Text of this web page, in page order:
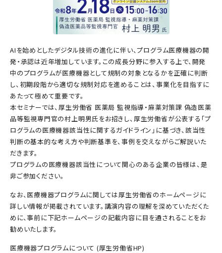
AIを始めとしたデジタル技術の進化に伴い、プログラム医療機器の開
発・承認は近年増加しています。この成長分野に参入する上で、開発
中のプログラムが医療機器として規制の対象となるかを正確に判断
し、初期段階から適切な規制対応を進めることは、事業化を目指すに
あたって極めて重要です。
本セミナーでは、厚生労働省 医薬局 監視指導・麻薬対策課 偽造医薬
品等監視専門官の村上明男氏をお招きし、厚生労働省が公表する「プ
ログラムの医療機器該当性に関するガイドライン」に基づき、該当性
判断の基本的な考え方や判断基準を、事例を交えながらご解説いた
だきます。
プログラムの医療機器該当性について関心のある企業の皆様は、是
非ご参加ください。
なお、医療機器プログラムに関しては厚生労働省のホームページに
詳しい情報が掲載されています。講演内容の理解を深めていただくた
めに、事前に下記ホームページの記載内容に目を通されることをお
勧めいたします。
医療機器プログラムについて (厚生労働省HP)